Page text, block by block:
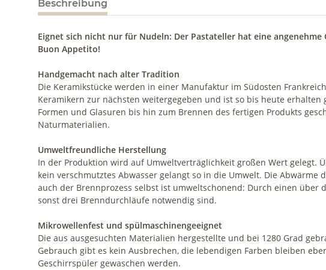
Beschreibung
Eignet sich nicht nur für Nudeln: Der Pastateller hat eine
Buon Appetito!
Handgemacht nach alter Tradition
Die Keramikstücke werden in einer Manufaktur im Südosten
Keramikern zur nächsten weitergegeben und ist so bis heute
Formen und Glasuren bis hin zum Brennen des fertigen Produkts
Naturmaterialien.
Umweltfreundliche Herstellung
In der Produktion wird auf Umweltverträglichkeit großen Wert gelegt.
kein verschmutztes Abwasser gelangt so in die Umwelt. Die
auch der Brennprozess selbst ist umweltschonend: Durch einen
sonst drei Brenndurchläufe notwendig sind.
Mikrowellenfest und spülmaschinengeeignet
Die aus ausgesuchten Materialien hergestellte und bei 1280 Grad
Gebrauch gibt es kein Ausbrechen, die lebendigen Farben bleiben
Geschirrspüler gewaschen werden.